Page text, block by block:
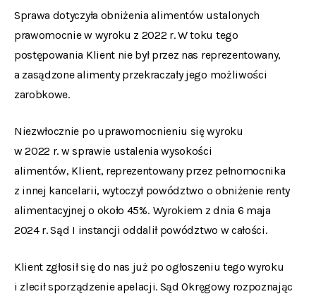
Sprawa dotyczyła obniżenia alimentów ustalonych
prawomocnie w wyroku z 2022 r. W toku tego
postępowania Klient nie był przez nas reprezentowany,
a zasądzone alimenty przekraczały jego możliwości
zarobkowe.
Niezwłocznie po uprawomocnieniu się wyroku
w 2022 r. w sprawie ustalenia wysokości
alimentów, Klient, reprezentowany przez pełnomocnika
z innej kancelarii, wytoczył powództwo o obniżenie renty
alimentacyjnej o około 45%. Wyrokiem z dnia 6 maja
2024 r. Sąd I instancji oddalił powództwo w całości.
Klient zgłosił się do nas już po ogłoszeniu tego wyroku
i zlecił sporządzenie apelacji. Sąd Okręgowy rozpoznając